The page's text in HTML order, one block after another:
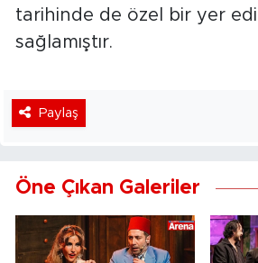
tarihinde de özel bir yer
sağlamıştır.
Paylaş
Öne Çıkan Galeriler